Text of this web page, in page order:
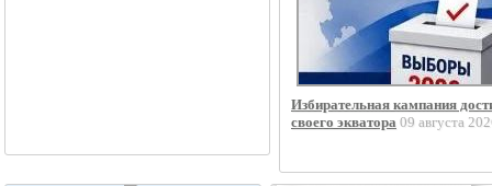
Избирательная кампания
своего экватора 09 августа